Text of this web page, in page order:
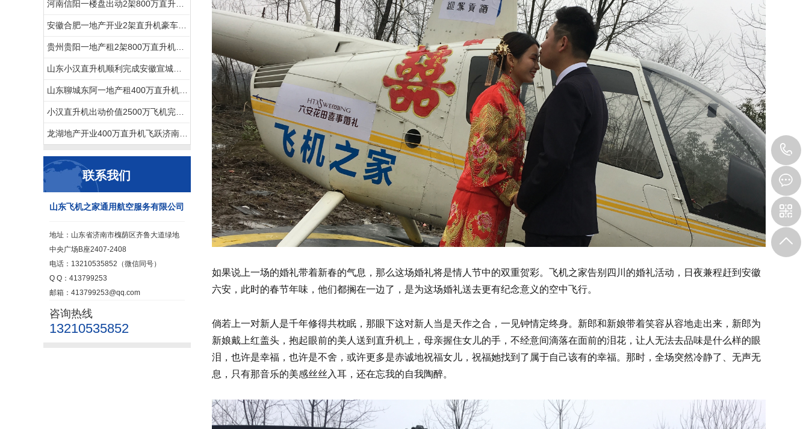
联系我们
山东飞机之家通用航空服务有限公司
地址：山东省济南市槐荫区齐鲁大道绿地
中央广场B座2407-2408
电话：13210535852（微信同号）
Q Q：413799253
邮箱：413799253@qq.com
咨询热线
13210535852
如果说上一场的婚礼带着新春的气息，那么这场婚礼将是情人节中的双重贺彩。飞机之家告别四川的婚礼活动，日夜兼程赶到安徽
六安，此时的春节年味，他们都搁在一边了，是为这场婚礼送去更有纪念意义的空中飞行。
倘若上一对新人是千年修得共枕眠，那眼下这对新人当是天作之合，一见钟情定终身。新郎和新娘带着笑容从容地走出来，新郎为
新娘戴上红盖头，抱起眼前的美人送到直升机上，母亲握住女儿的手，不经意间滴落在面前的泪花，让人无法去品味是什么样的眼
泪，也许是幸福，也许是不舍，或许更多是赤诚地祝福女儿，祝福她找到了属于自己该有的幸福。那时，全场突然冷静了、无声无
息，只有那音乐的美感丝丝入耳，还在忘我的自我陶醉。